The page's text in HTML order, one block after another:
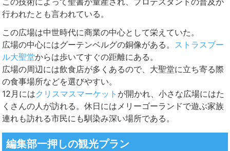
行われたとも言われている。
この広場は中世時代に商業の中心として栄えていた。
広場の中心にはグーテンベルグの銅像がある。 ストラスブー
ル大聖堂からは歩いてすぐの距離にある。
広場の周辺には飲食店が多くあるので、大聖堂に立ち寄る際
の食事場所などを選びやすい。
12月にはクリスマスマーケット が開かれ、小さな広場にはた
くさんの人が訪れる。休日にはメリーゴーランドで遊ぶ家族
連れも訪れる市民にも馴染み深い場所である。
編集部一押しの観光プラン